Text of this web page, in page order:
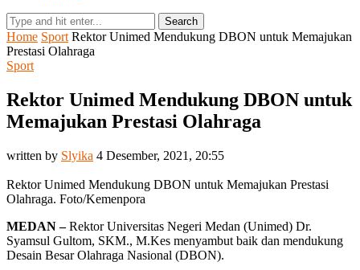
Search
Home Sport Rektor Unimed Mendukung DBON untuk Memajukan
Prestasi Olahraga
Sport
Rektor Unimed Mendukung DBON untuk
Memajukan Prestasi Olahraga
written by Slyika 4 Desember, 2021, 20:55
Rektor Unimed Mendukung DBON untuk Memajukan Prestasi
Olahraga. Foto/Kemenpora
MEDAN –Rektor Universitas Negeri Medan (Unimed) Dr.
Syamsul Gultom, SKM., M.Kes menyambut baik dan mendukung
Desain Besar Olahraga Nasional (DBON).